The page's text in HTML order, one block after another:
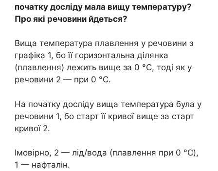
початку досліду мала вищу температуру?
Про які речовини йдеться?
Вища температура плавлення у речовини з
графіка 1, бо її горизонтальна ділянка
(плавлення) лежить вище за 0 °C, тоді як у
речовини 2 — при 0 °C.
На початку досліду вища температура була у
речовини 1, бо старт її кривої вище за старт
кривої 2.
Імовірно, 2 — лід/вода (плавлення при 0 °C),
1 — нафталін.